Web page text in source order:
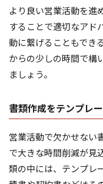
より良い営業活動を進
することで適切なアド
動に繋げることもでき
からの少しの時間で構
ましょう。
書類作成をテンプレ
営業活動で欠かせない
で大きな時間削減が見
類の中には、テンプレ